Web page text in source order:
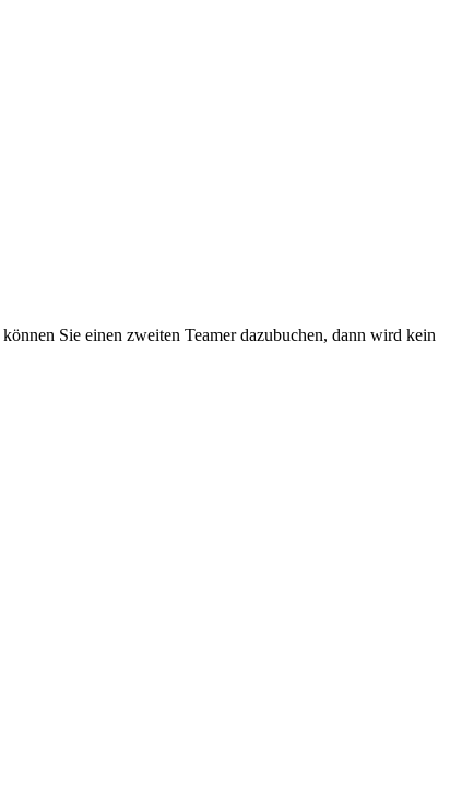
Sie einen zweiten Teamer dazubuchen, dann wird kein